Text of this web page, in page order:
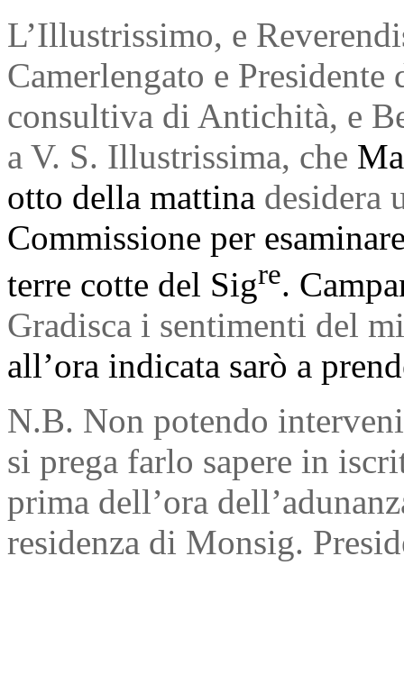
L’Illustrissimo, e
Camerlengato e
consultiva di Antichità, e
a V. S. Illustrissima, che
otto della mattina desidera
Commissione per
terre cotte del Sigre.
Gradisca i sentimenti del
all’ora indicata sarò a
N.B. Non potendo
si prega farlo sapere in
prima dell’ora
residenza di Monsig.